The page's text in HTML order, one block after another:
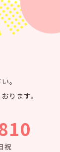
。
ります。
祝